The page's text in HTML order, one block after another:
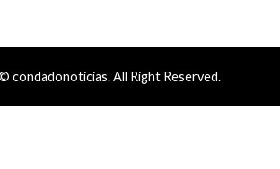
condadonoticias. All Right Reserved.